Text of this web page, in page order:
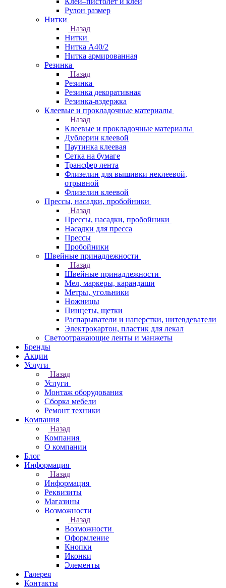
Рулон размер
Нитки
Назад
Нитки
Нитка А40/2
Нитка армированная
Резинка
Назад
Резинка
Резинка декоративная
Резинка-вздержка
Клеевые и прокладочные материалы
Назад
Клеевые и прокладочные материалы
Дублерин клеевой
Паутинка клеевая
Сетка на бумаге
Трансфер лента
Флизелин для вышивки неклеевой,
отрывной
Флизелин клеевой
Прессы, насадки, пробойники
Назад
Прессы, насадки, пробойники
Насадки для пресса
Прессы
Пробойники
Швейные принадлежности
Назад
Швейные принадлежности
Мел, маркеры, карандаши
Метры, угольники
Ножницы
Пинцеты, щетки
Распарыватели и наперстки, нитевдеватели
Электрокартон, пластик для лекал
Светоотражающие ленты и манжеты
Бренды
Акции
Услуги
Назад
Услуги
Монтаж оборудования
Сборка мебели
Ремонт техники
Компания
Назад
Компания
О компании
Блог
Информация
Назад
Информация
Реквизиты
Магазины
Возможности
Назад
Возможности
Оформление
Кнопки
Иконки
Элементы
Галерея
Контакты